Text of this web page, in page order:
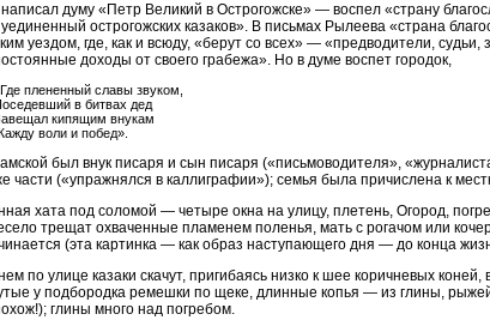
думу «Петр Великий в Острогожске» — воспел «страну
уединенный острогожских казаков». В письмах Рылеева «страна
уездом, где, как и всюду, «берут со всех» — «предводители,
доходы от своего грабежа». Но в думе воспет городок,
плененный славы звуком,
в битвах дед
кипящим внукам
воли и побед».
был внук писаря и сын писаря («письмоводителя»,
части («упражнялся в каллиграфии»); семья была причислена к
хата под соломой — четыре окна на улицу, плетень, Огород,
трещат охваченные пламенем поленья, мать с рогачом или
(эта картинка — как образ наступающего дня — до конца
по улице казаки скачут, пригибаясь низко к шее коричневых
у подбородка ремешки по щеке, длинные копья — из глины, рыжей
глины много над погребом.